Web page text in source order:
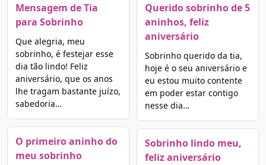
Mensagem de Tia
para Sobrinho
Que alegria, meu
sobrinho, é festejar esse
dia tão lindo! Feliz
aniversário, que os anos
lhe tragam bastante juízo,
sabedoria…
O primeiro aninho do
meu sobrinho
Querido sobrinho de 5
aninhos, feliz
aniversário
Sobrinho querido da tia,
hoje é o seu aniversário e
eu estou muito contente
em poder estar contigo
nesse dia…
Sobrinho lindo meu,
feliz aniversário